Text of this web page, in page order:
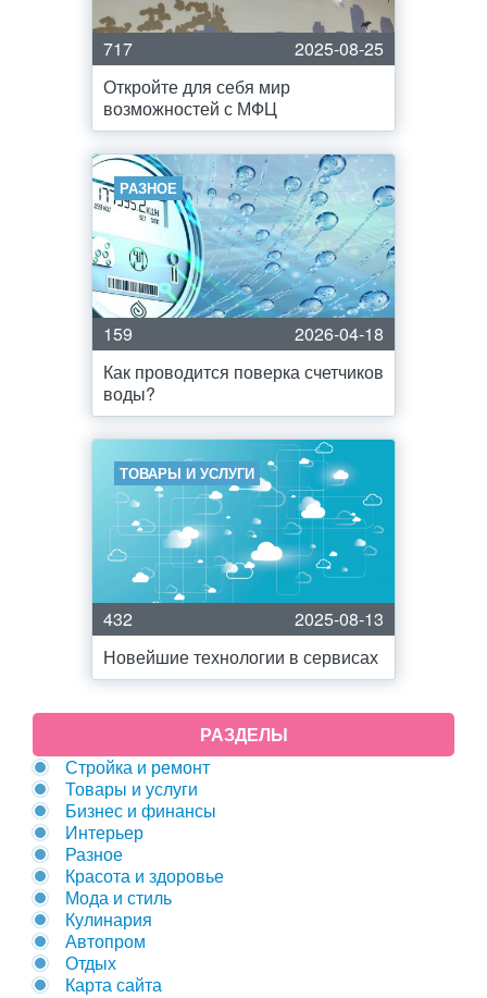
717
2025-08-25
Откройте для себя мир
возможностей с МФЦ
РАЗНОЕ
159
2026-04-18
Как проводится поверка счетчиков
воды?
ТОВАРЫ И УСЛУГИ
432
2025-08-13
Новейшие технологии в сервисах
РАЗДЕЛЫ
Стройка и ремонт
Товары и услуги
Бизнес и финансы
Интерьер
Разное
Красота и здоровье
Мода и стиль
Кулинария
Автопром
Отдых
Карта сайта